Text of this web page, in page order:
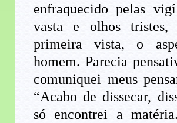
enfraquecido pelas
vasta e olhos
primeira vista, o
homem. Parecia
comuniquei meus
“Acabo de dissecar,
só encontrei a